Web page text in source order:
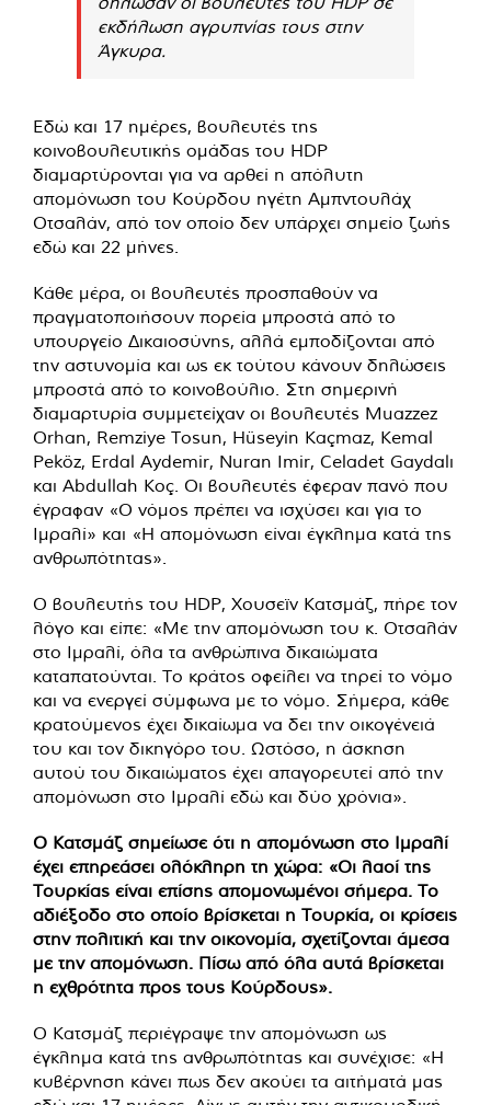
εκδήλωση αγρυπνίας τους στην
Άγκυρα.
Εδώ και 17 ημέρες, βουλευτές της
κοινοβουλευτικής ομάδας του HDP
διαμαρτύρονται για να αρθεί η απόλυτη
απομόνωση του Κούρδου ηγέτη Αμπντουλάχ
Οτσαλάν, από τον οποίο δεν υπάρχει σημείο ζωής
εδώ και 22 μήνες.
Κάθε μέρα, οι βουλευτές προσπαθούν να
πραγματοποιήσουν πορεία μπροστά από το
υπουργείο Δικαιοσύνης, αλλά εμποδίζονται από
την αστυνομία και ως εκ τούτου κάνουν δηλώσεις
μπροστά από το κοινοβούλιο. Στη σημερινή
διαμαρτυρία συμμετείχαν οι βουλευτές Muazzez
Orhan, Remziye Tosun, Hüseyin Kaçmaz, Kemal
Peköz, Erdal Aydemir, Nuran Imir, Celadet Gaydalı
και Abdullah Koç. Οι βουλευτές έφεραν πανό που
έγραφαν «Ο νόμος πρέπει να ισχύσει και για το
Ιμραλί» και «Η απομόνωση είναι έγκλημα κατά της
ανθρωπότητας».
Ο βουλευτής του HDP, Χουσεϊν Κατσμάζ, πήρε τον
λόγο και είπε: «Με την απομόνωση του κ. Οτσαλάν
στο Ιμραλί, όλα τα ανθρώπινα δικαιώματα
καταπατούνται. Το κράτος οφείλει να τηρεί το νόμο
και να ενεργεί σύμφωνα με το νόμο. Σήμερα, κάθε
κρατούμενος έχει δικαίωμα να δει την οικογένειά
του και τον δικηγόρο του. Ωστόσο, η άσκηση
αυτού του δικαιώματος έχει απαγορευτεί από την
απομόνωση στο Ιμραλί εδώ και δύο χρόνια».
Ο Κατσμάζ σημείωσε ότι η απομόνωση στο Ιμραλί
έχει επηρεάσει ολόκληρη τη χώρα: «Οι λαοί της
Τουρκίας είναι επίσης απομονωμένοι σήμερα. Το
αδιέξοδο στο οποίο βρίσκεται η Τουρκία, οι κρίσεις
στην πολιτική και την οικονομία, σχετίζονται άμεσα
με την απομόνωση. Πίσω από όλα αυτά βρίσκεται
η εχθρότητα προς τους Κούρδους».
Ο Κατσμάζ περιέγραψε την απομόνωση ως
έγκλημα κατά της ανθρωπότητας και συνέχισε: «Η
κυβέρνηση κάνει πως δεν ακούει τα αιτήματά μας